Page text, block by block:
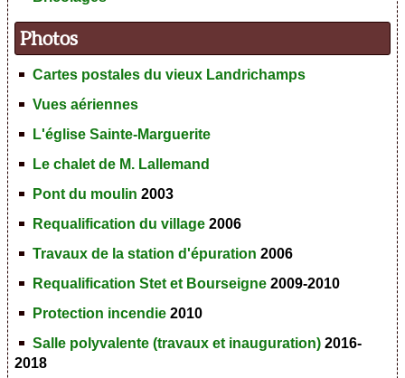
Photos
Cartes postales du vieux Landrichamps
Vues aériennes
L'église Sainte-Marguerite
Le chalet de M. Lallemand
Pont du moulin 2003
Requalification du village 2006
Travaux de la station d'épuration 2006
Requalification Stet et Bourseigne 2009-2010
Protection incendie 2010
Salle polyvalente (travaux et inauguration) 2016-
2018